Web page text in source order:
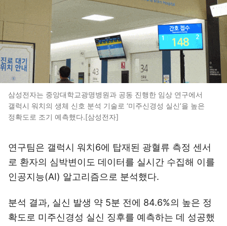
삼성전자는 중앙대학교광명병원과 공동 진행한 임상 연구에서
갤럭시 워치의 생체 신호 분석 기술로 ‘미주신경성 실신’을 높은
정확도로 조기 예측했다.[삼성전자]
연구팀은 갤럭시 워치6에 탑재된 광혈류 측정 센서
로 환자의 심박변이도 데이터를 실시간 수집해 이를
인공지능(AI) 알고리즘으로 분석했다.
분석 결과, 실신 발생 약 5분 전에 84.6%의 높은 정
확도로 미주신경성 실신 징후를 예측하는 데 성공했